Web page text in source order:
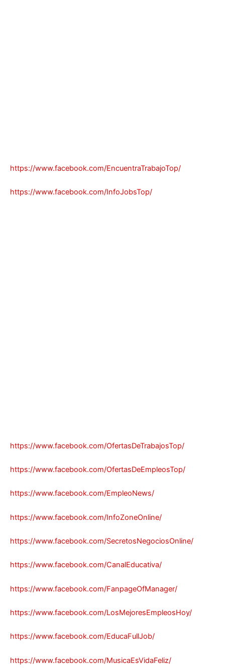
https://www.facebook.com/EncuentraTrabajoTop/
https://www.facebook.com/InfoJobsTop/
https://www.facebook.com/OfertasDeTrabajosTop/
https://www.facebook.com/OfertasDeEmpleosTop/
https://www.facebook.com/EmpleoNews/
https://www.facebook.com/InfoZoneOnline/
https://www.facebook.com/SecretosNegociosOnline/
https://www.facebook.com/CanalEducativa/
https://www.facebook.com/FanpageOfManager/
https://www.facebook.com/LosMejoresEmpleosHoy/
https://www.facebook.com/EducaFullJob/
https://www.facebook.com/MusicaEsVidaFeliz/